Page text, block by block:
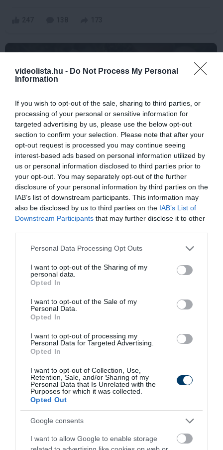
videolista.hu - Do Not Process My Personal
Information
If you wish to opt-out of the sale, sharing to third parties, or
processing of your personal or sensitive information for
targeted advertising by us, please use the below opt-out
section to confirm your selection. Please note that after your
opt-out request is processed you may continue seeing
interest-based ads based on personal information utilized by
us or personal information disclosed to third parties prior to
your opt-out. You may separately opt-out of the further
disclosure of your personal information by third parties on the
IAB’s list of downstream participants. This information may
also be disclosed by us to third parties on the IAB’s List of
Downstream Participants that may further disclose it to other
Please note that this website/app uses one or more Google
not limited to your visit or usage behaviour. You may click to
grant or deny consent to Google and its third-party tags to
use your data for below specified purposes in below Google
consent section.
Personal Data Processing Opt Outs
I want to opt-out of the Sharing of my
personal data.
Opted In
I want to opt-out of the Sale of my
Personal Data.
Opted In
I want to opt-out of processing my
Personal Data for Targeted Advertising.
Opted In
I want to opt-out of Collection, Use,
Retention, Sale, and/or Sharing of my
Personal Data that Is Unrelated with the
Purposes for which it was collected.
Opted Out
Google consents
I want to allow Google to enable storage
Stop Eating These 3 Foods That Are Known to
Cause Parasites
More
279 65 365
This Simple Trick Removes All Parasites From
Your Body!
260 75